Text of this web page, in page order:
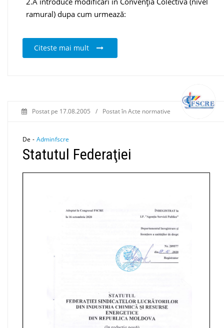
ramural) dupa cum urmează:
Citeste mai mult
Postat pe 17.08.2005 / Postat înActe normative
De - Adminfscre
Statutul Federaţiei